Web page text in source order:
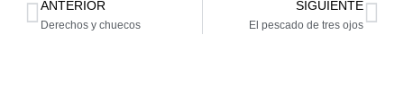
ANTERIOR
Derechos y chuecos
SIGUIENTE
El pescado de tres ojos